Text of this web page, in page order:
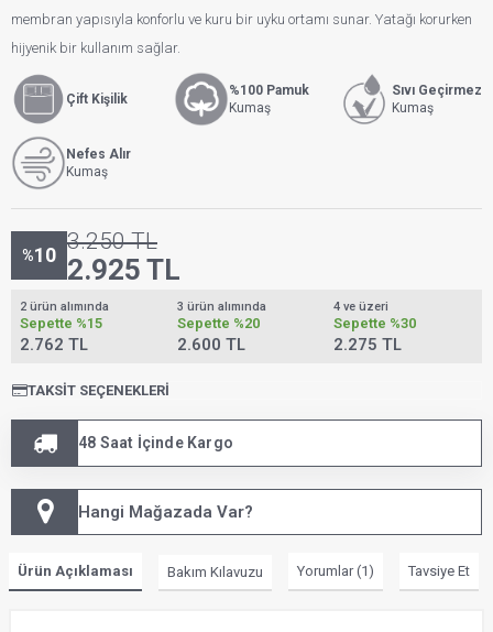
membran yapısıyla konforlu ve kuru bir uyku ortamı sunar. Yatağı korurken
hijyenik bir kullanım sağlar.
Çift Kişilik
%100 Pamuk
Kumaş
Sıvı Geçirmez
Kumaş
Nefes Alır
Kumaş
%10
3.250TL
2.925 TL
2 ürün alımında
Sepette %15
2.762 TL
3 ürün alımında
Sepette %20
2.600 TL
4 ve üzeri
Sepette %30
2.275 TL
TAKSIT SEÇENEKLERI
48 Saat İçinde Kargo
Hangi Mağazada Var?
Ürün Açıklaması Bakım Kılavuzu Yorumlar (1) Tavsiye Et